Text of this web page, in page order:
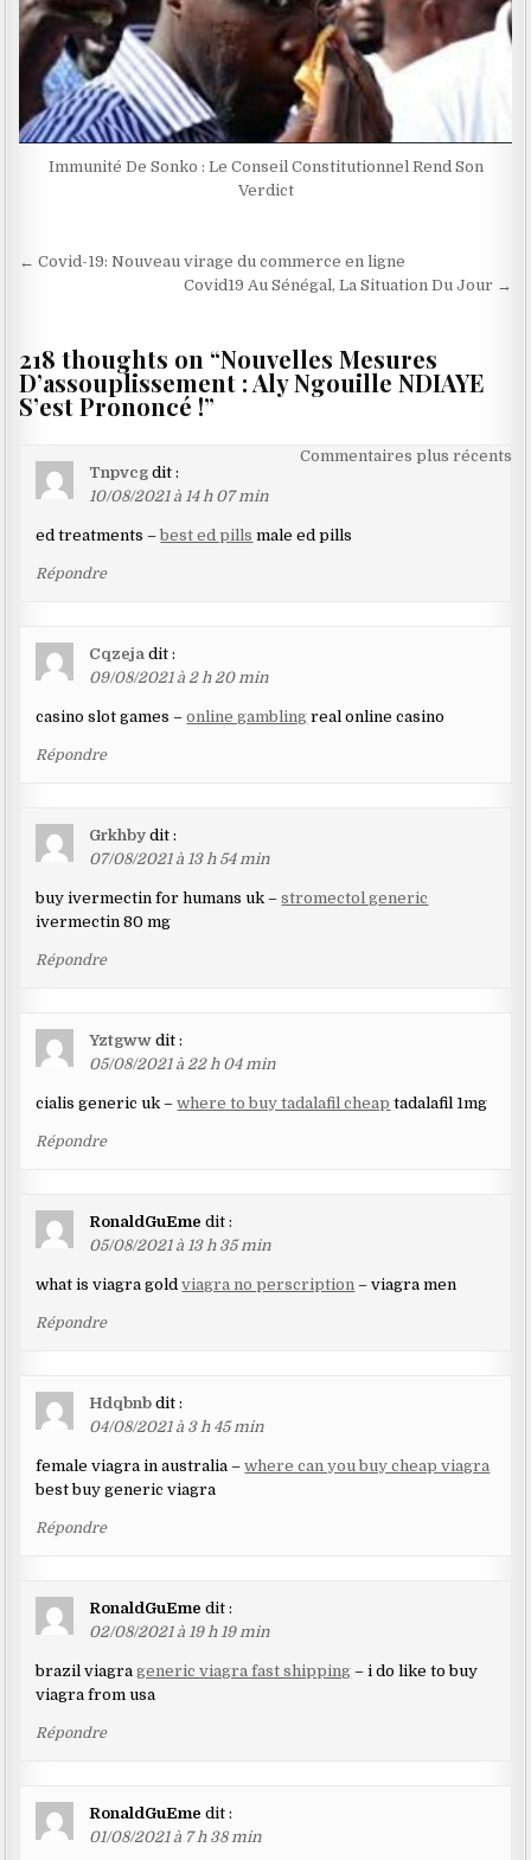
Immunité De Sonko : Le Conseil Constitutionnel Rend Son
Verdict
Navigation
← Covid-19: Nouveau virage du commerce en ligne
Covid19 Au Sénégal, La Situation Du Jour →
218 thoughts on “Nouvelles Mesures
D’assouplissement : Aly Ngouille NDIAYE
S’est Prononcé !”
Navigation
dans
les
commentaires
Commentaires plus récents
Tnpvcg dit :
10/08/2021 à 14 h 07 min
ed treatments –best ed pills male ed pills
Répondre
Cqzeja dit :
09/08/2021 à 2 h 20 min
casino slot games –online gambling real online casino
Répondre
Grkhby dit :
07/08/2021 à 13 h 54 min
buy ivermectin for humans uk –stromectol generic
ivermectin 80 mg
Répondre
Yztgww dit :
05/08/2021 à 22 h 04 min
cialis generic uk –where to buy tadalafil cheap tadalafil 1mg
Répondre
RonaldGuEme dit :
05/08/2021 à 13 h 35 min
what is viagra goldviagra no perscription – viagra men
Répondre
Hdqbnb dit :
04/08/2021 à 3 h 45 min
female viagra in australia –where can you buy cheap viagra
best buy generic viagra
Répondre
RonaldGuEme dit :
02/08/2021 à 19 h 19 min
brazil viagrageneric viagra fast shipping – i do like to buy
viagra from usa
Répondre
RonaldGuEme dit :
01/08/2021 à 7 h 38 min